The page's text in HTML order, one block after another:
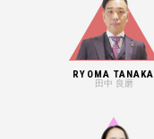
RYOMA TANAKA
田中 良磨